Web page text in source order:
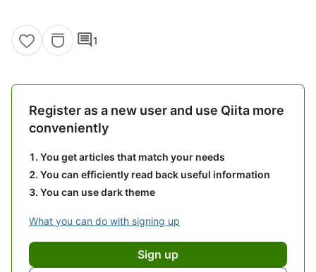
comment1
Register as a new user and use Qiita more
conveniently
You get articles that match your needs
You can efficiently read back useful information
You can use dark theme
What you can do with signing up
Sign up